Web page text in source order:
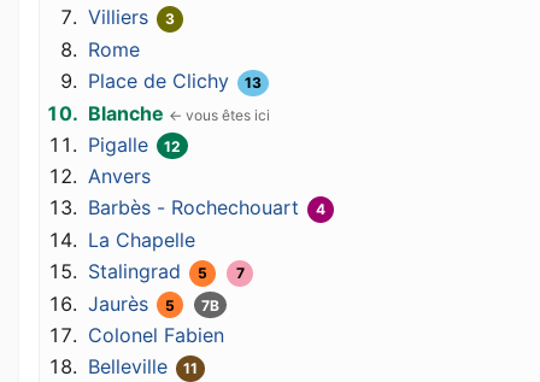
Villiers
3
Rome
Place de Clichy
13
Blanche
Pigalle
12
Anvers
Barbès - Rochechouart
4
La Chapelle
Stalingrad
5 7
Jaurès 5 7B
Colonel Fabien
Belleville
11